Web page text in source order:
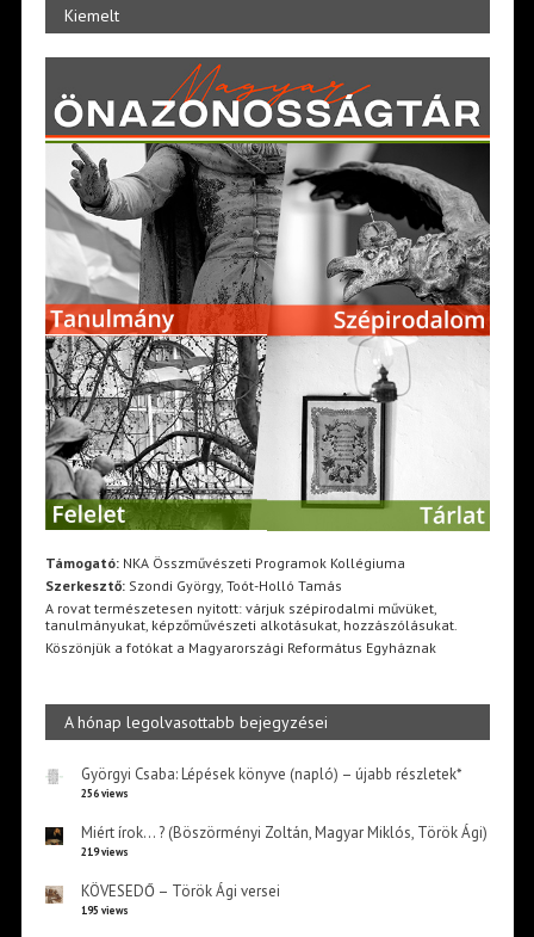
Kiemelt
Támogató:NKA Összművészeti Programok Kollégiuma
Szerkesztő:Szondi György, Toót-Holló Tamás
A rovat természetesen nyitott: várjuk szépirodalmi művüket,
tanulmányukat, képzőművészeti alkotásukat, hozzászólásukat.
Köszönjük a fotókat a Magyarországi Református Egyháznak
A hónap legolvasottabb bejegyzései
Györgyi Csaba: Lépések könyve (napló) – újabb részletek*
256 views
Miért írok… ? (Böszörményi Zoltán, Magyar Miklós, Török Ági)
219 views
KÖVESEDŐ – Török Ági versei
195 views